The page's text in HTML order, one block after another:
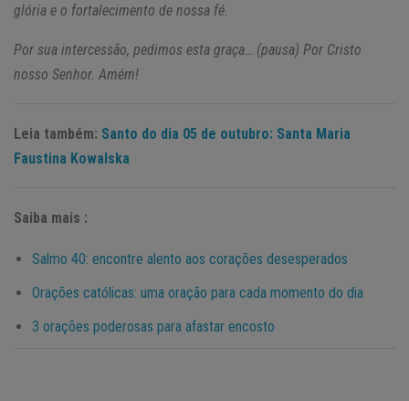
glória e o fortalecimento de nossa fé.
Por sua intercessão, pedimos esta graça… (pausa) Por Cristo
nosso Senhor. Amém!
Leia também: Santo do dia 05 de outubro: Santa Maria
Faustina Kowalska
Saiba mais :
Salmo 40: encontre alento aos corações desesperados
Orações católicas: uma oração para cada momento do dia
3 orações poderosas para afastar encosto